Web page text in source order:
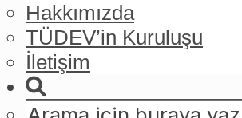
Hakkımızda
TÜDEV’in Kuruluşu
İletişim